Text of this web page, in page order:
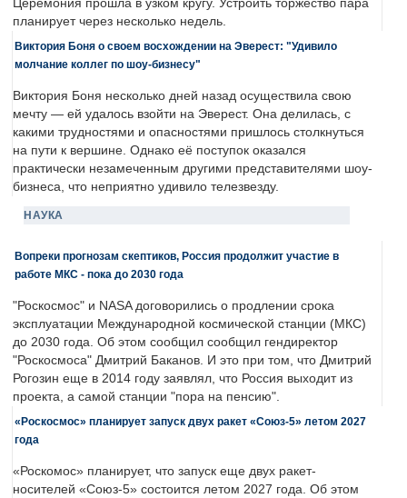
Церемония прошла в узком кругу. Устроить торжество пара
планирует через несколько недель.
Виктория Боня о своем восхождении на Эверест: "Удивило
молчание коллег по шоу-бизнесу"
Виктория Боня несколько дней назад осуществила свою
мечту — ей удалось взойти на Эверест. Она делилась, с
какими трудностями и опасностями пришлось столкнуться
на пути к вершине. Однако её поступок оказался
практически незамеченным другими представителями шоу-
бизнеса, что неприятно удивило телезвезду.
НАУКА
Вопреки прогнозам скептиков, Россия продолжит участие в
работе МКС - пока до 2030 года
"Роскосмос" и NASA договорились о продлении срока
эксплуатации Международной космической станции (МКС)
до 2030 года. Об этом сообщил сообщил гендиректор
"Роскосмоса" Дмитрий Баканов. И это при том, что Дмитрий
Рогозин еще в 2014 году заявлял, что Россия выходит из
проекта, а самой станции "пора на пенсию".
«Роскосмос» планирует запуск двух ракет «Союз-5» летом 2027
года
«Роскомос» планирует, что запуск еще двух ракет-
носителей «Союз-5» состоится летом 2027 года. Об этом